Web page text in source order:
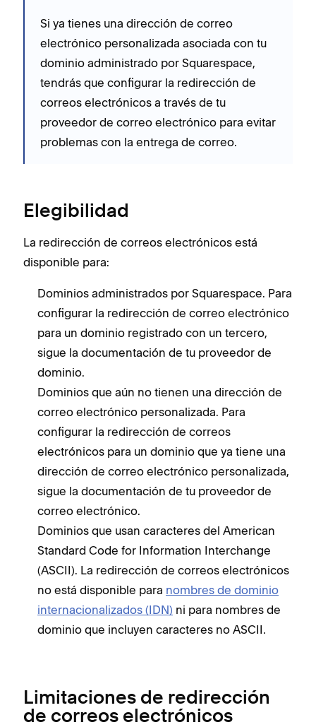
Si ya tienes una dirección de correo
electrónico personalizada asociada con tu
dominio administrado por Squarespace,
tendrás que configurar la redirección de
correos electrónicos a través de tu
proveedor de correo electrónico para evitar
problemas con la entrega de correo.
Elegibilidad
La redirección de correos electrónicos está
disponible para:
Dominios administrados por Squarespace. Para
configurar la redirección de correo electrónico
para un dominio registrado con un tercero,
sigue la documentación de tu proveedor de
dominio.
Dominios que aún no tienen una dirección de
correo electrónico personalizada. Para
configurar la redirección de correos
electrónicos para un dominio que ya tiene una
dirección de correo electrónico personalizada,
sigue la documentación de tu proveedor de
correo electrónico.
Dominios que usan caracteres del American
Standard Code for Information Interchange
(ASCII). La redirección de correos electrónicos
no está disponible para nombres de dominio
internacionalizados (IDN) ni para nombres de
dominio que incluyen caracteres no ASCII.
Limitaciones de redirección
de correos electrónicos